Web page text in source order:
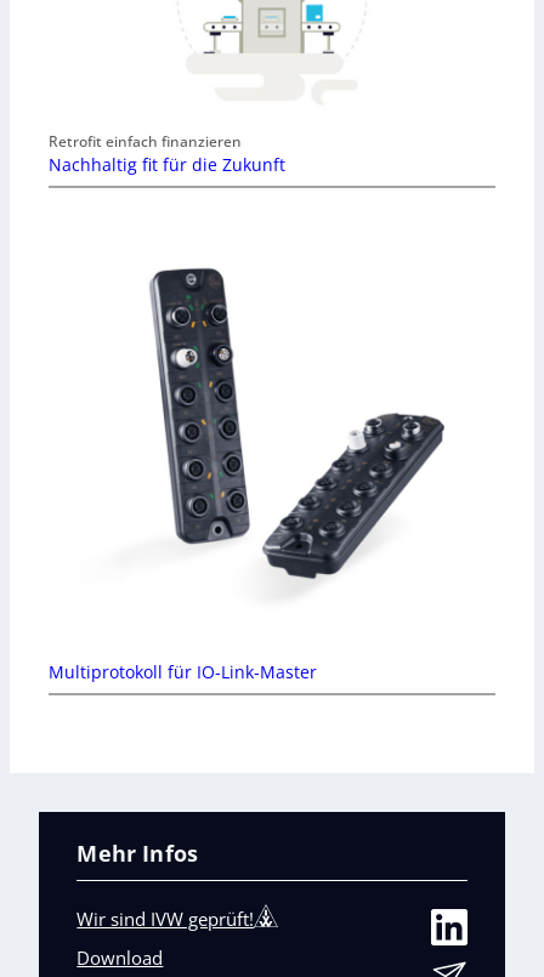
Retrofit einfach finanzieren
Nachhaltig fit für die Zukunft
Multiprotokoll für IO-Link-Master
Mehr Infos
Wir sind IVW geprüft!
Download